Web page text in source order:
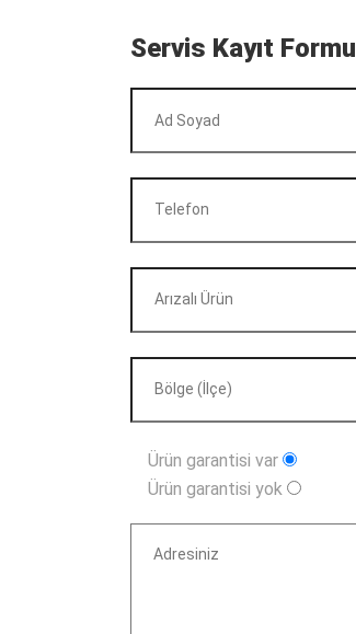
Servis Kayıt Formu
Ürün garantisi var
Ürün garantisi yok